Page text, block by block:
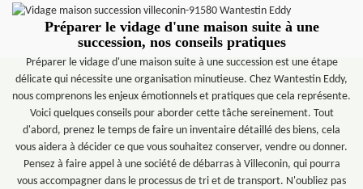
Préparer le vidage d'une maison suite à une
succession, nos conseils pratiques
Préparer le vidage d'une maison suite à une succession est une étape
délicate qui nécessite une organisation minutieuse. Chez Wantestin Eddy,
nous comprenons les enjeux émotionnels et pratiques que cela représente.
Voici quelques conseils pour aborder cette tâche sereinement. Tout
d'abord, prenez le temps de faire un inventaire détaillé des biens, cela
vous aidera à décider ce que vous souhaitez conserver, vendre ou donner.
Pensez à faire appel à une société de débarras à Villeconin, qui pourra
vous accompagner dans le processus de tri et de transport. N'oubliez pas